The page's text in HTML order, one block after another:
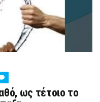
ως τέτοιο το